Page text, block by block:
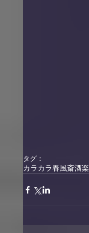
タグ：
カラカラ春風斎酒楽